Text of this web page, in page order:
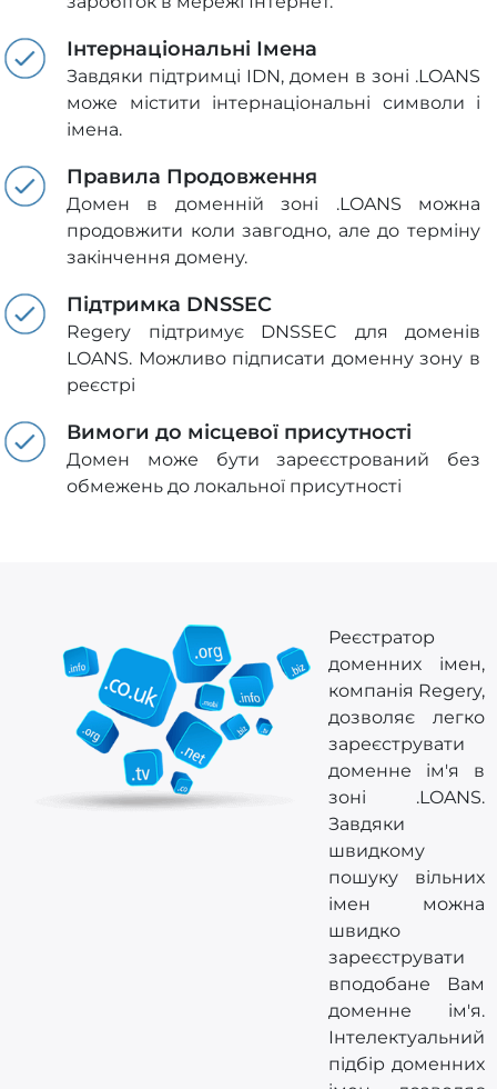
Інтернаціональні Імена
Завдяки підтримці IDN, домен в зоні .LOANS
може містити інтернаціональні символи і
імена.
Правила Продовження
Домен в доменній зоні .LOANS можна
продовжити коли завгодно, але до терміну
закінчення домену.
Підтримка DNSSEC
Regery підтримує DNSSEC для доменів
LOANS. Можливо підписати доменну зону в
реєстрі
Вимоги до місцевої присутності
Домен може бути зареєстрований без
обмежень до локальної присутності
Реєстратор
доменних імен,
компанія Regery,
дозволяє легко
зареєструвати
доменне ім'я в
зоні .LOANS.
Завдяки
швидкому
пошуку вільних
імен можна
швидко
зареєструвати
вподобане Вам
доменне ім'я.
Інтелектуальний
підбір доменних